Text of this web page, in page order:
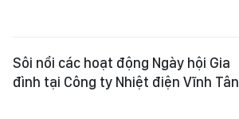
Sôi nổi các hoạt động Ngày hội Gia
đình tại Công ty Nhiệt điện Vĩnh Tân